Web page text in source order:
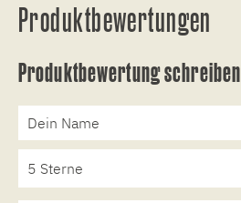
Produktbewertungen
Produktbewertung schreiben